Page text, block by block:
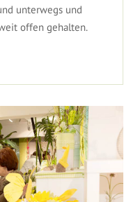
unterwegs und
offen gehalten.